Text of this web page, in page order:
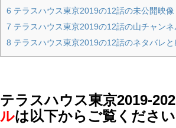
6 テラスハウス東京2019の12話の未公開映像
7 テラスハウス東京2019の12話の山チャン
8 テラスハウス東京2019の12話のネタバレ
テラスハウス東京2019-
ルは以下からご覧ください